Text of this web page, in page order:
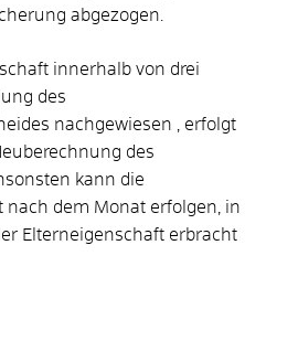
abgezogen.
innerhalb von drei
des
nachgewiesen , erfolgt
des
kann die
nach dem Monat erfolgen, in
Elterneigenschaft erbracht